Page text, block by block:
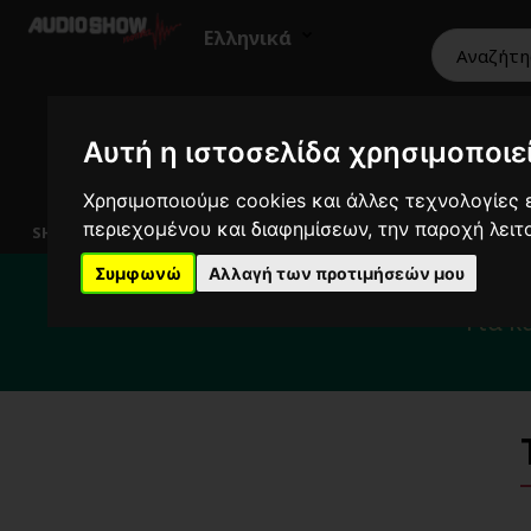
Αυτή η ιστοσελίδα
Χρησιμοποιούμε cookies και άλλες τεχνολογίες
περιεχομένου και διαφημίσεων, την παροχή
Συμφωνώ Αλλαγή των προτιμήσεών μου
Ελληνικά
SHOWROOM
HiFi Ηχεία Εικόνα Επαγγελματικά
Για το διάστημα
Για